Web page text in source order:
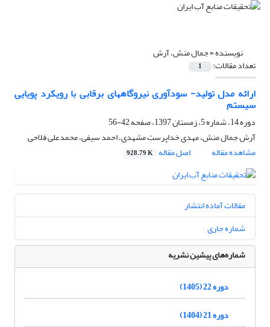
نویسنده =جمال منش، آرش
تعداد مقالات: 1
ارائه مدل تولید- سودآوری نیروگاههای برقابی با رویکرد پویایی
سیستم
دوره 14، شماره 5، زمستان 1397، صفحه
42-56
آرش جمال منش، مهدی خداپرست مشهدی، احمد سیفی، محمدعلی فلاحی
مشاهده مقاله
اصل مقاله 928.79 K
مقالات آماده انتشار
شماره جاری
شماره‌های پیشین نشریه
دوره 22 (1405)
دوره 21 (1404)